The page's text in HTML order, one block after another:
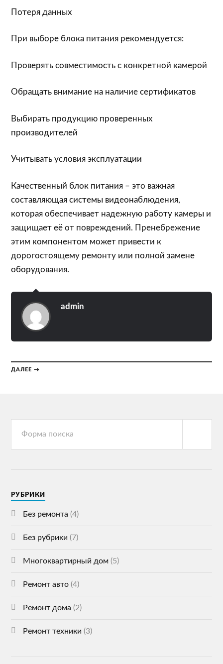
Потеря данных
При выборе блока питания рекомендуется:
Проверять совместимость с конкретной камерой
Обращать внимание на наличие сертификатов
Выбирать продукцию проверенных
производителей
Учитывать условия эксплуатации
Качественный блок питания – это важная
составляющая системы видеонаблюдения,
которая обеспечивает надежную работу камеры и
защищает её от повреждений. Пренебрежение
этим компонентом может привести к
дорогостоящему ремонту или полной замене
оборудования.
admin
ДАЛЕЕ →
РУБРИКИ
Без ремонта (4)
Без рубрики (7)
Многоквартирный дом (5)
Ремонт авто (4)
Ремонт дома (2)
Ремонт техники (3)